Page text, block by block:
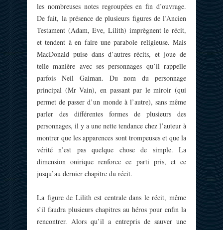
les nombreuses notes regroupées en fin d’ouvrage.
De fait, la présence de plusieurs figures de l’Ancien
Testament (Adam, Eve, Lilith) imprègnent le récit,
et tendent à en faire une parabole religieuse. Mais
MacDonald puise dans d’autres récits, et joue de
telle manière avec ses personnages qu’il rappelle
parfois Neil Gaiman. Du nom du personnage
principal (Mr Vain), en passant par le miroir (qui
permet de passer d’un monde à l’autre), sans même
parler des différentes formes de plusieurs des
personnages, il y a une nette tendance chez l’auteur à
montrer que les apparences sont trompeuses et que la
vérité n’est pas quelque chose de simple. La
dimension onirique renforce ce parti pris, et ce
jusqu’au dernier chapitre du récit.
La figure de Lilith est centrale dans le récit, même
s’il faudra plusieurs chapitres au héros pour enfin la
rencontrer. Alors qu’il a entrepris de sauver une